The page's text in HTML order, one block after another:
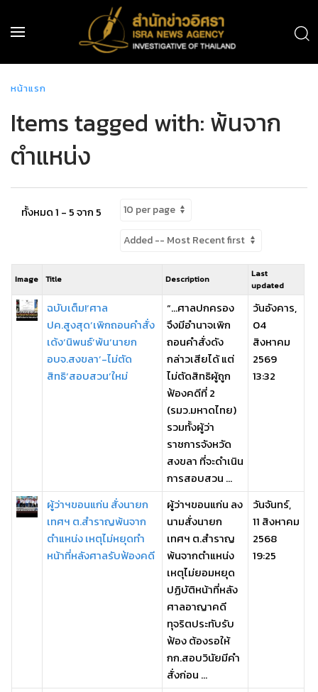
หน้าแรก
Items tagged with: พ้นจาก
ตำแหน่ง
ทั้งหมด 1 - 5 จาก 5
Image Title Description
Last
updated
ฉบับเต็ม!‘ศาล
ปค.สูงสุด’เพิกถอนคำสั่ง
เด้ง‘นิพนธ์’พ้น‘นายก
อบจ.สงขลา’-ไม่ตัด
สิทธิ‘สอบสวน’ใหม่
“…ศาลปกครอง
จึงมีอำนาจเพิก
ถอนคำสั่งดัง
กล่าวเสียได้ แต่
ไม่ตัดสิทธิผู้ถูก
ฟ้องคดีที่ 2
(รมว.มหาดไทย)
รวมทั้งผู้ว่า
ราชการจังหวัด
สงขลา ที่จะดำเนิน
การสอบสวน ...
วันอังคาร,
04
สิงหาคม
2569
13:32
ผู้ว่าฯขอนแก่น สั่งนายก
เทศฯ ต.สำราญพ้นจาก
ตำแหน่ง เหตุไม่หยุดทำ
หน้าที่หลังศาลรับฟ้องคดี
ผู้ว่าฯขอนแก่น ลง
นามสั่งนายก
เทศฯ ต.สำราญ
พ้นจากตำแหน่ง
เหตุไม่ยอมหยุด
ปฏิบัติหน้าที่หลัง
ศาลอาญาคดี
ทุจริตประทับรับ
ฟ้อง ต้องรอให้
กก.สอบวินัยมีคำ
สั่งก่อน ...
วันจันทร์,
11 สิงหาคม
2568
19:25